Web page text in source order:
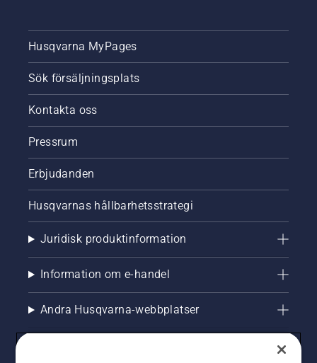
Husqvarna MyPages
Sök försäljningsplats
Kontakta oss
Pressrum
Erbjudanden
Husqvarnas hållbarhetsstrategi
Juridisk produktinformation
Information om e-handel
Andra Husqvarna-webbplatser